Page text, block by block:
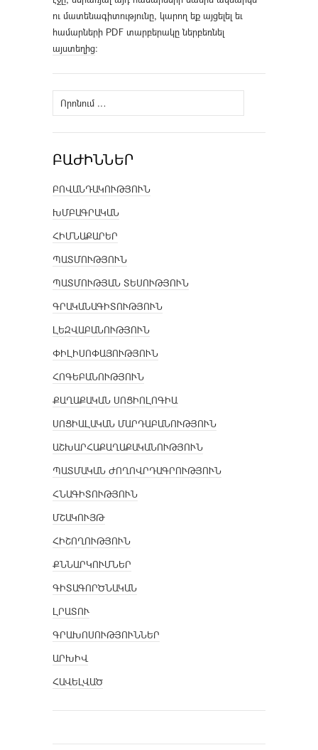
ու մատենագիտությունը, կարող եք այցելել եւ
համարների PDF տարբերակը ներբեռնել
այստեղից։
Որոնել՝
ԲԱԺԻՆՆԵՐ
ԲՈՎԱՆԴԱԿՈՒԹՅՈՒՆ
ԽՄԲԱԳՐԱԿԱՆ
ՀԻՄՆԱՔԱՐԵՐ
ՊԱՏՄՈՒԹՅՈՒՆ
ՊԱՏՄՈՒԹՅԱՆ ՏԵՍՈՒԹՅՈՒՆ
ԳՐԱԿԱՆԱԳԻՏՈՒԹՅՈՒՆ
ԼԵԶՎԱԲԱՆՈՒԹՅՈՒՆ
ՓԻԼԻՍՈՓԱՅՈՒԹՅՈՒՆ
ՀՈԳԵԲԱՆՈՒԹՅՈՒՆ
ՔԱՂԱՔԱԿԱՆ ՍՈՑԻՈԼՈԳԻԱ
ՍՈՑԻԱԼԱԿԱՆ ՄԱՐԴԱԲԱՆՈՒԹՅՈՒՆ
ԱՇԽԱՐՀԱՔԱՂԱՔԱԿԱՆՈՒԹՅՈՒՆ
ՊԱՏՄԱԿԱՆ ԺՈՂՈՎՐԴԱԳՐՈՒԹՅՈՒՆ
ՀՆԱԳԻՏՈՒԹՅՈՒՆ
ՄՇԱԿՈՒՅԹ
ՀԻՇՈՂՈՒԹՅՈՒՆ
ՔՆՆԱՐԿՈՒՄՆԵՐ
ԳԻՏԱԳՈՐԾՆԱԿԱՆ
ԼՐԱՏՈՒ
ԳՐԱԽՈՍՈՒԹՅՈՒՆՆԵՐ
ԱՐԽԻՎ
ՀԱՎԵԼՎԱԾ